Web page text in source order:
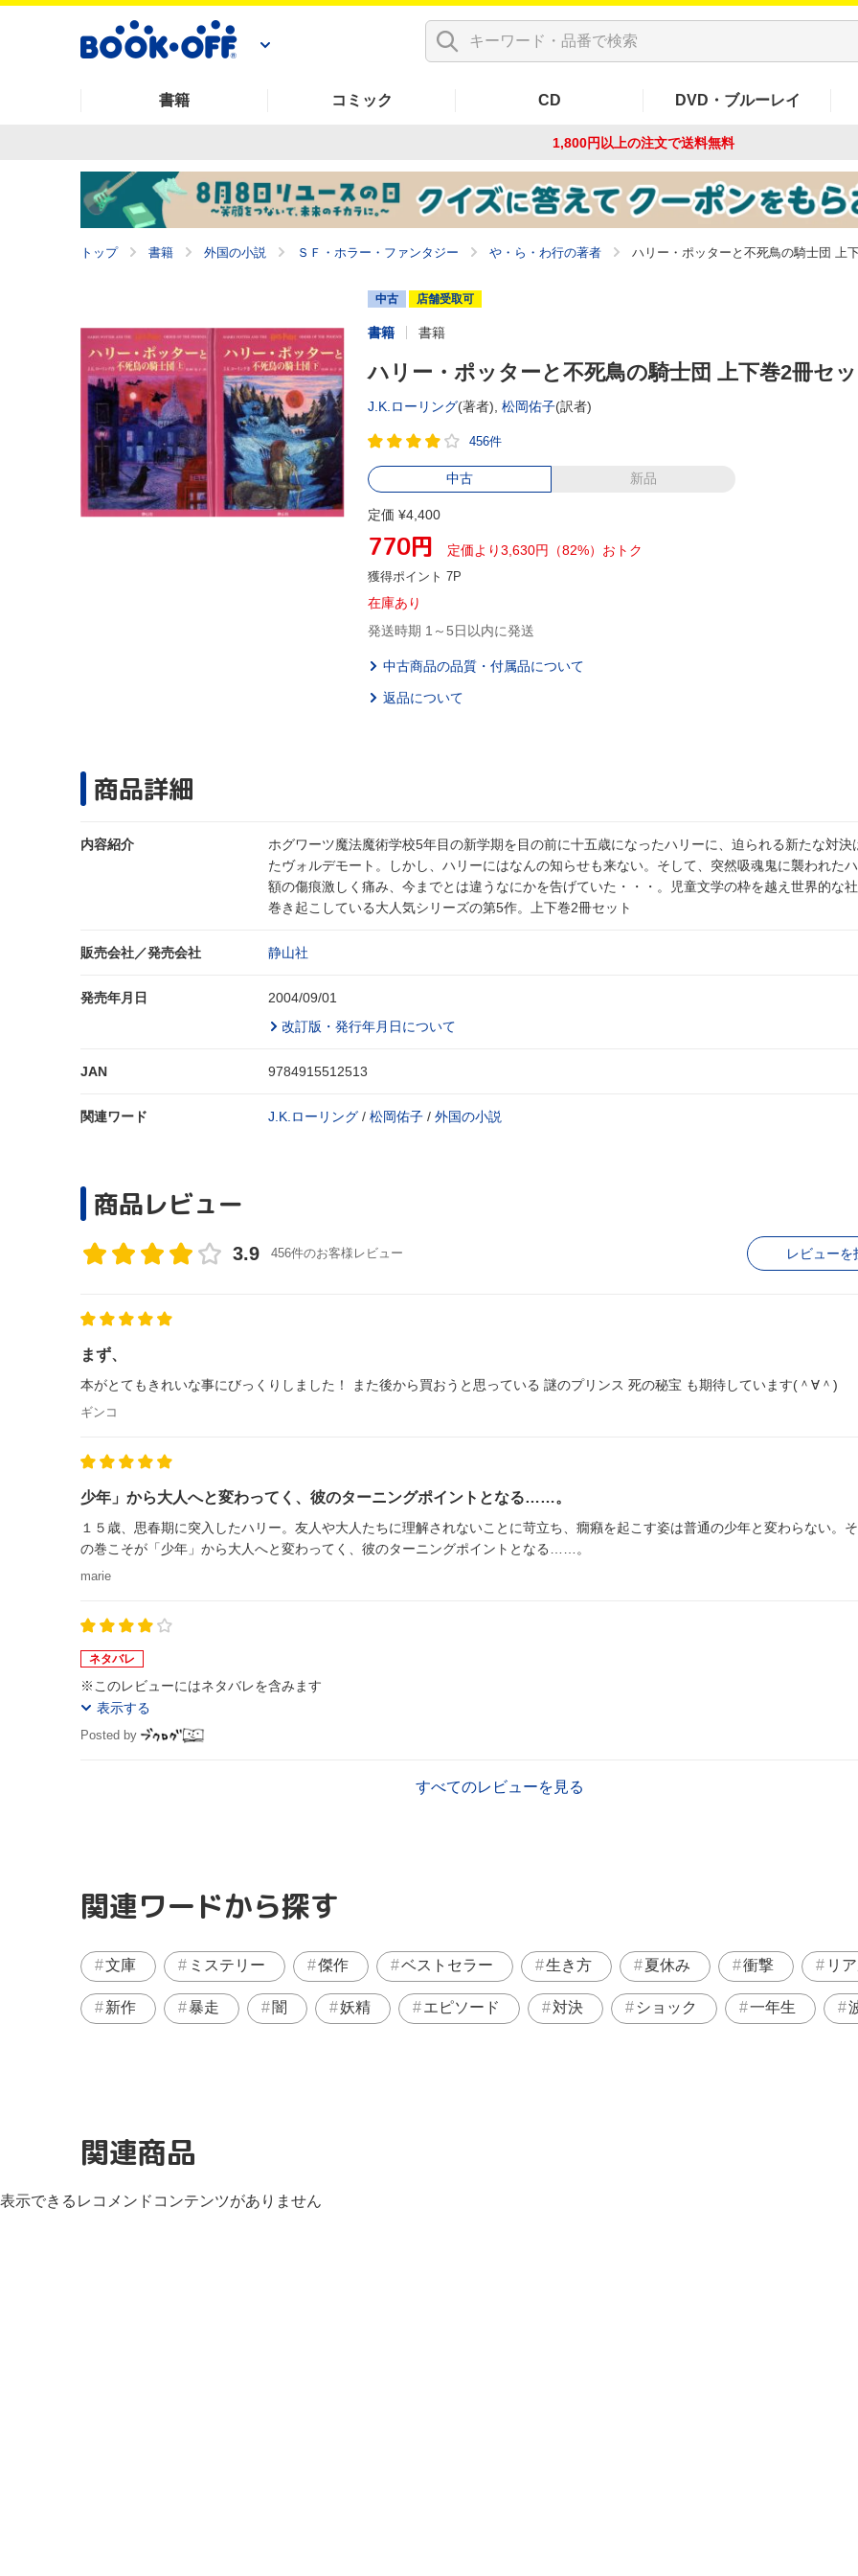
書籍 コミック CD DVD・ブルーレイ
1,800円以上の注文で送料無料
トップ 書籍 外国の小説 ＳＦ・ホラー・ファンタジー や・ら・わ行の著者 ハリー・ポッターと不死鳥の騎士団 上
中古 店舗受取可
書籍 書籍
ハリー・ポッターと不死鳥の騎士団 上下巻2冊セッ
J.K.ローリング(著者), 松岡佑子(訳者)
456件
中古 新品
定価 ¥4,400
770円 定価より3,630円（82%）おトク
獲得ポイント 7P
在庫あり
発送時期 1～5日以内に発送
中古商品の品質・付属品について
返品について
商品詳細
内容紹介
ホグワーツ魔法魔術学校5年目の新学期を目の前に十五歳になったハリーに、迫られる新たな対決
たヴォルデモート。しかし、ハリーにはなんの知らせも来ない。そして、突然吸魂鬼に襲われたハ
額の傷痕激しく痛み、今までとは違うなにかを告げていた・・・。児童文学の枠を越え世界的な
巻き起こしている大人気シリーズの第5作。上下巻2冊セット
販売会社／発売会社 静山社
発売年月日
2004/09/01
改訂版・発行年月日について
JAN 9784915512513
関連ワード J.K.ローリング / 松岡佑子 / 外国の小説
商品レビュー
3.9 456件のお客様レビュー レビューを
まず、
本がとてもきれいな事にびっくりしました！ また後から買おうと思っている 謎のプリンス 死の秘宝 も期待しています(＾∀＾)
ギンコ
少年」から大人へと変わってく、彼のターニングポイントとなる……。
１５歳、思春期に突入したハリー。友人や大人たちに理解されないことに苛立ち、癇癪を起こす姿は普通の少年と変わらない。
の巻こそが「少年」から大人へと変わってく、彼のターニングポイントとなる……。
marie
ネタバレ
※このレビューにはネタバレを含みます
表示する
Posted by
すべてのレビューを見る
関連ワードから探す
文庫 ミステリー 傑作 ベストセラー 生き方 夏休み 衝撃 リ
新作 暴走 闇 妖精 エピソード 対決 ショック 一年生
関連商品
表示できるレコメンドコンテンツがありません